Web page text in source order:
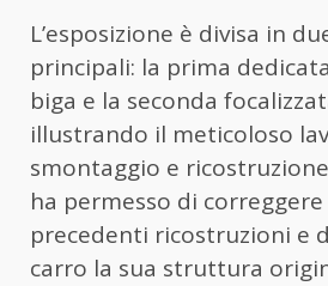
L’esposizione è divisa in
principali: la prima
biga e la seconda
illustrando il meticoloso
smontaggio e
ha permesso di
precedenti ricostruzioni e
carro la sua struttura